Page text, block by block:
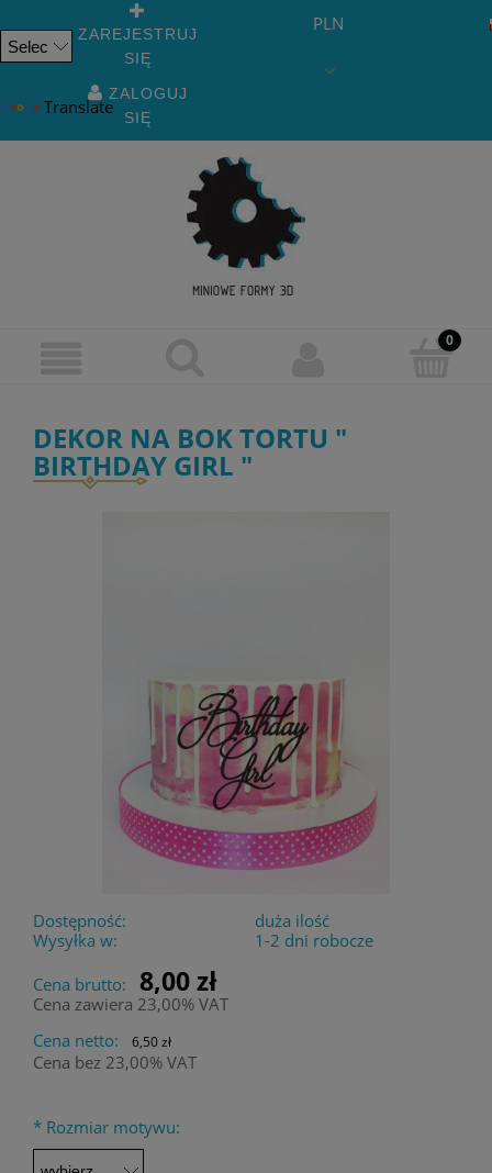
Translate
ZAREJESTRUJ
SIĘ
ZALOGUJ
SIĘ
PLN
DEKOR NA BOK TORTU "
BIRTHDAY GIRL "
Dostępność:
duża ilość
Wysyłka w:
1-2 dni robocze
Cena brutto:
8,00 zł
Cena zawiera 23,00% VAT
Cena netto:
6,50 zł
Cena bez 23,00% VAT
* Rozmiar motywu: